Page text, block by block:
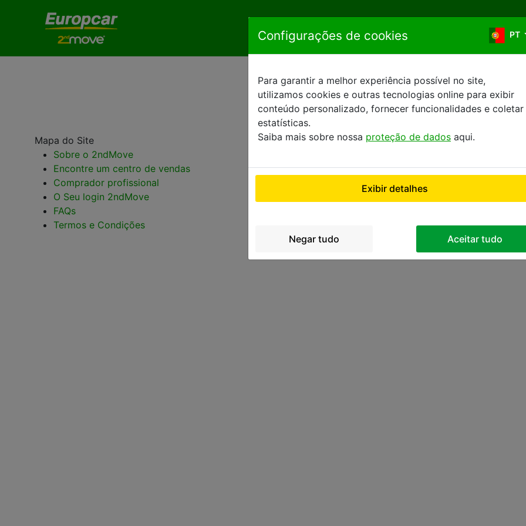
Configurações de cookies PT
Para garantir a melhor experiência possível no site,
utilizamos cookies e outras tecnologias online para exibir
conteúdo personalizado, fornecer funcionalidades e coletar
estatísticas.
Saiba mais sobre nossa proteção de dados aqui.
Exibir detalhes
Negar tudo Aceitar tudo
Sitemap
Mapa do Site
Sobre o 2ndMove
Encontre um centro de vendas
Comprador profissional
O Seu login 2ndMove
FAQs
Termos e Condições